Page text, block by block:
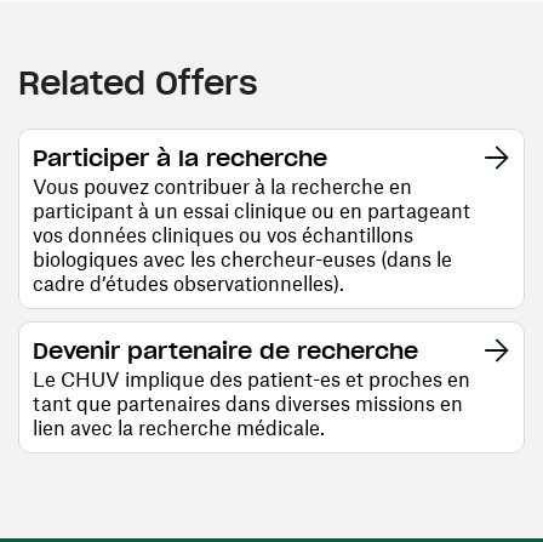
Related Offers
Participer à la recherche
Vous pouvez contribuer à la recherche en
participant à un essai clinique ou en partageant
vos données cliniques ou vos échantillons
biologiques avec les chercheur-euses (dans le
cadre d’études observationnelles).
Devenir partenaire de recherche
Le CHUV implique des patient-es et proches en
tant que partenaires dans diverses missions en
lien avec la recherche médicale.